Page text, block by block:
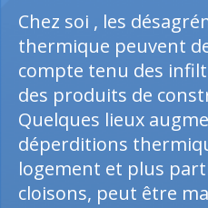
Chez soi , les
thermique peuvent
compte tenu des
des produits de
Quelques lieux
déperditions
logement et plus
cloisons, peut être